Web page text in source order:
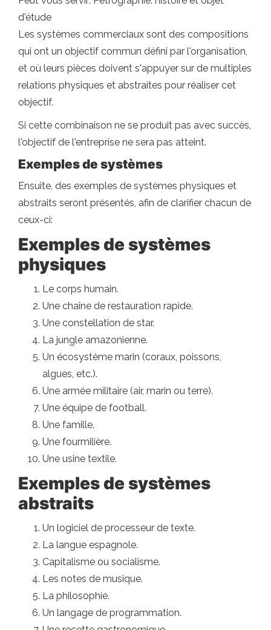
d'étude
Les systèmes commerciaux sont des compositions
qui ont un objectif commun défini par l'organisation,
et où leurs pièces doivent s'appuyer sur de multiples
relations physiques et abstraites pour réaliser cet
objectif.
Si cette combinaison ne se produit pas avec succès,
l'objectif de l'entreprise ne sera pas atteint.
Exemples de systèmes
Ensuite, des exemples de systèmes physiques et
abstraits seront présentés, afin de clarifier chacun de
ceux-ci:
Exemples de systèmes
physiques
Le corps humain.
Une chaîne de restauration rapide.
Une constellation de star.
La jungle amazonienne.
Un écosystème marin (coraux, poissons,
algues, etc.).
Une armée militaire (air, marin ou terre).
Une équipe de football.
Une famille.
Une fourmilière.
Une usine textile.
Exemples de systèmes
abstraits
Un logiciel de processeur de texte.
La langue espagnole.
Capitalisme ou socialisme.
Les notes de musique.
La philosophie.
Un langage de programmation.